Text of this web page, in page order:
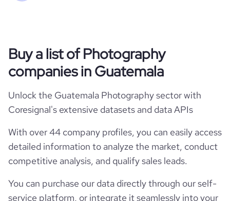
Buy a list of Photography
companies in Guatemala
Unlock the Guatemala Photography sector with
Coresignal's extensive datasets and data APIs
With over 44 company profiles, you can easily access
detailed information to analyze the market, conduct
competitive analysis, and qualify sales leads.
You can purchase our data directly through our self-
service platform, or integrate it seamlessly into your